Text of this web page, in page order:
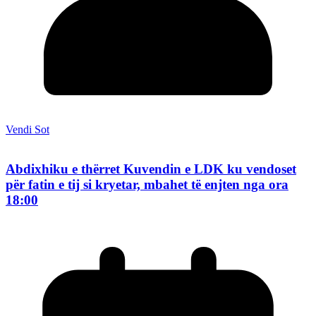
Vendi Sot
Abdixhiku e thërret Kuvendin e LDK ku vendoset
për fatin e tij si kryetar, mbahet të enjten nga ora
18:00